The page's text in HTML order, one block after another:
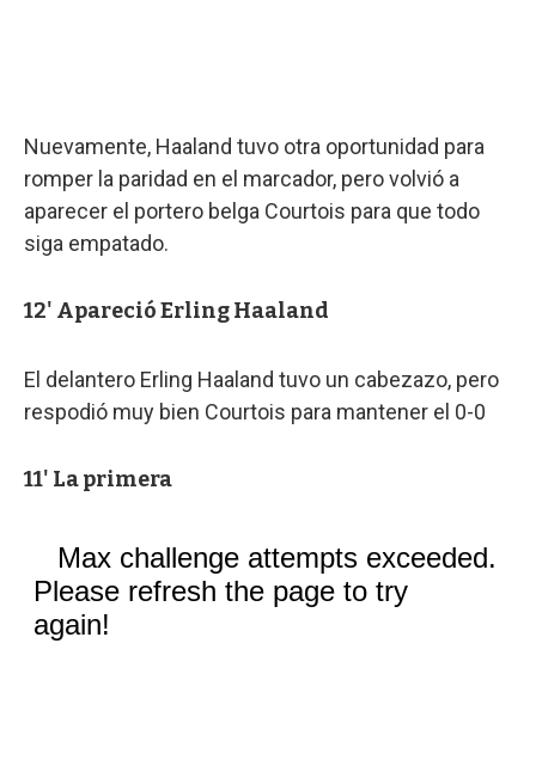
Nuevamente, Haaland tuvo otra oportunidad para
romper la paridad en el marcador, pero volvió a
aparecer el portero belga Courtois para que todo
siga empatado.
12' Apareció Erling Haaland
El delantero Erling Haaland tuvo un cabezazo, pero
respodió muy bien Courtois para mantener el 0-0
11' La primera